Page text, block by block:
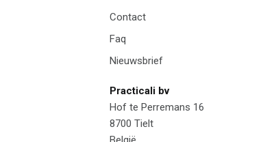
Contact
Faq
Nieuwsbrief
Practicali bv
Hof te Perremans 16
8700 Tielt